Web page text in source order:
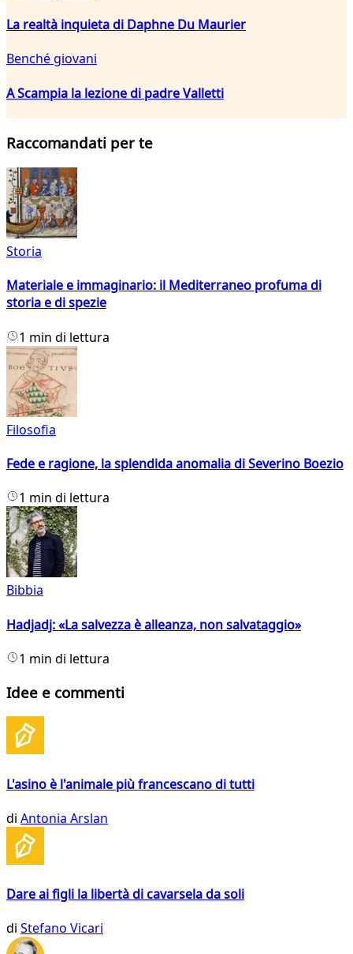
La realtà inquieta di Daphne Du Maurier
Benché giovani
A Scampia la lezione di padre Valletti
Raccomandati per te
Storia
Materiale e immaginario: il Mediterraneo profuma di
storia e di spezie
1 min di lettura
Filosofia
Fede e ragione, la splendida anomalia di Severino Boezio
1 min di lettura
Bibbia
Hadjadj: «La salvezza è alleanza, non salvataggio»
1 min di lettura
Idee e commenti
L'asino è l'animale più francescano di tutti
di Antonia Arslan
Dare ai figli la libertà di cavarsela da soli
di Stefano Vicari